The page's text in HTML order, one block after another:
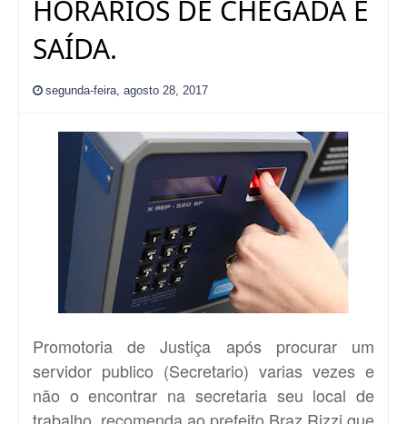
HORÁRIOS DE CHEGADA E
SAÍDA.
segunda-feira, agosto 28, 2017
Promotoria de Justiça após procurar um
servidor publico (Secretario) varias vezes e
não o encontrar na secretaria seu local de